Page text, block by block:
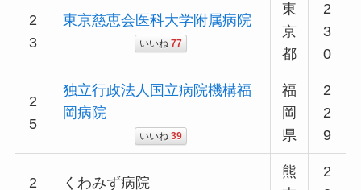
2
3
東京慈恵会医科大学附属病院
いいね77
東
京
都
2
3
0
2
5
独立行政法人国立病院機構福
岡病院
いいね39
福
岡
県
2
2
9
2
くわみず病院
熊
2